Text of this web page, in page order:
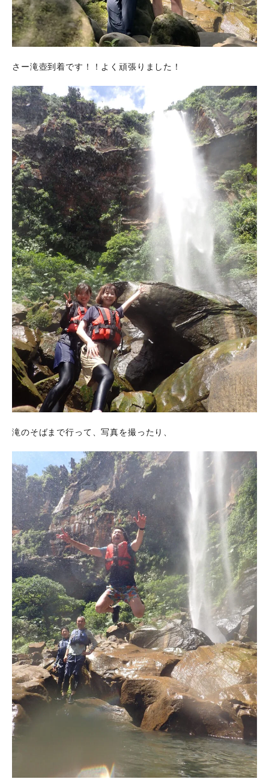
さー滝壺到着です！！よく頑張りました！
滝のそばまで行って、写真を撮ったり、